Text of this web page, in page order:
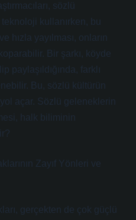
sözlü
kullanırken, bu
hızla yayılması, onların
Bir şarkı, köyde
paylaşıldığında, farklı
Bu, sözlü kültürün
açar. Sözlü geleneklerin
halk biliminin
Zayıf Yönleri ve
gerçekten de çok güçlü